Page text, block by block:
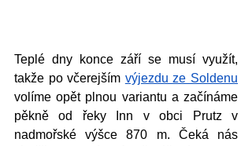
Teplé dny konce září se musí využít,
takže po včerejším výjezdu ze Soldenu
volíme opět plnou variantu a začínáme
pěkně od řeky Inn v obci Prutz v
nadmořské výšce 870 m. Čeká nás